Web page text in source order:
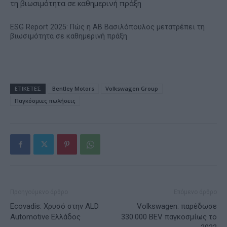
ESG Report 2025: Πώς η ΑΒ Βασιλόπουλος μετατρέπει τη
βιωσιμότητα σε καθημερινή πράξη
ΕΤΙΚΕΤΕΣ Bentley Motors
Volkswagen Group
Παγκόσμιες πωλήσεις
Ecovadis: Χρυσό στην ALD
Automotive Ελλάδος
Volkswagen: παρέδωσε
330.000 BEV παγκοσμίως το